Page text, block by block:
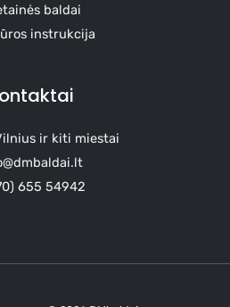
baldai
instrukcija
ir kiti miestai
655 54942